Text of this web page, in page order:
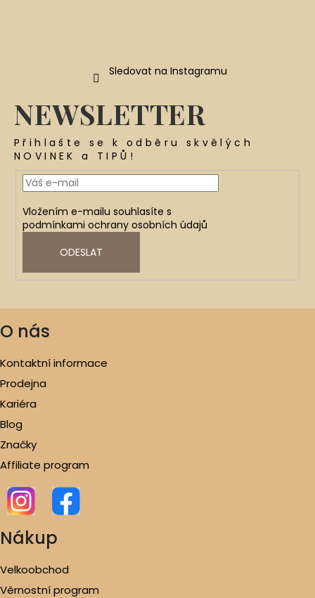
Sledovat na Instagramu
NEWSLETTER
Přihlašte se k odběru skvělých
NOVINEK a TIPŮ!
Vložením e-mailu souhlasíte s
podmínkami ochrany osobních údajů
ODESLAT
O nás
Kontaktní informace
Prodejna
Kariéra
Blog
Značky
Affiliate program
Nákup
Velkoobchod
Věrnostní program